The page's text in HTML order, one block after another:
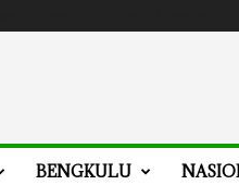
BENGKULU